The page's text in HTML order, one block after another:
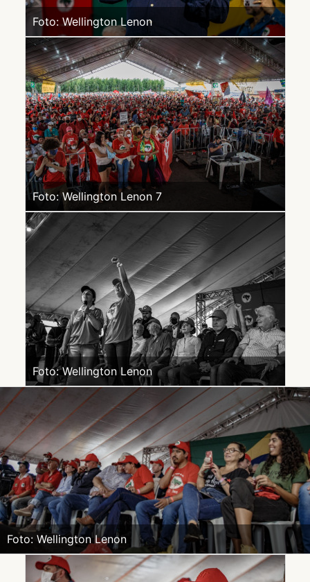
Foto: Wellington Lenon
Foto: Wellington Lenon 7
Foto: Wellington Lenon
Foto: Wellington Lenon